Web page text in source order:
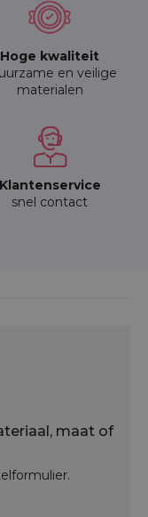
Hoge kwaliteit
en veilige
materialen
Klantenservice
snel contact
maat of